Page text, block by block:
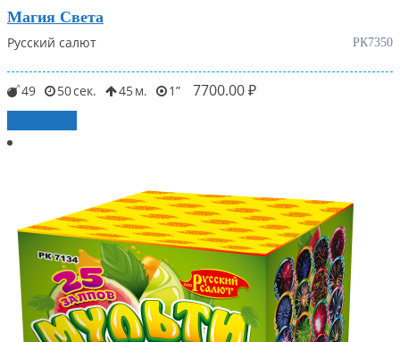
Магия Света
РК7350
Русский салют
49 50 45 1 7700.00₽